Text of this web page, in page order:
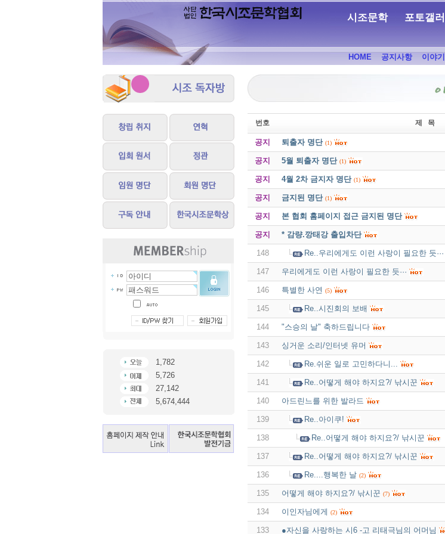
시조문학 포토갤러
HOME 공지사항 이야
1,782
5,726
27,142
5,674,444
번호 제 목
공지 퇴출자 명단 (1)
공지 5월 퇴출자 명단 (1)
공지 4월 2차 금지자 명단 (1)
공지 금지된 명단 (1)
공지 본 협회 홈페이지 접근 금지된 명단
공지 * 감량.깡태강 출입차단
148 Re..우리에게도 이런 사랑이 필요한 듯···
147 우리에게도 이런 사랑이 필요한 듯···
146 특별한 사연 (5)
145 Re..시진회의 보배
144 "스승의 날" 축하드립니다
143 싱거운 소리/인터넷 유머
142 Re.쉬운 일로 고민하다니...
141 Re..어떻게 해야 하지요?/ 낚시꾼
140 아드린느를 위한 발라드
139 Re..아이쿠!
138 Re..어떻게 해야 하지요?/ 낚시꾼
137 Re..어떻게 해야 하지요?/ 낚시꾼
136 Re....행복한 날 (2)
135 어떻게 해야 하지요?/ 낚시꾼 (7)
134 이인자님에게 (2)
133 ●자신을 사랑하는 시6 -고 리태극님의 어머님